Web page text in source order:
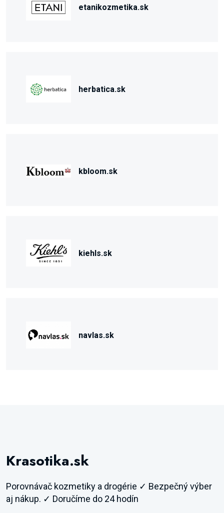
etanikozmetika.sk
herbatica.sk
kbloom.sk
kiehls.sk
navlas.sk
Krasotika.sk
Porovnávač kozmetiky a drogérie ✓ Bezpečný výber
aj nákup. ✓ Doručíme do 24 hodín